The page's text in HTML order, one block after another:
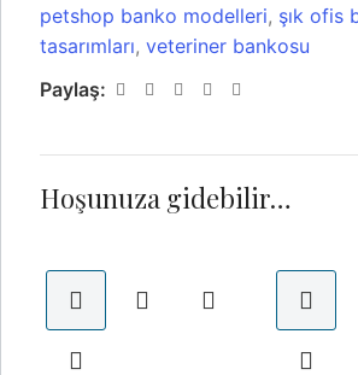
petshop banko modelleri, şık ofis
tasarımları, veteriner bankosu
Paylaş:
Hoşunuza gidebilir…